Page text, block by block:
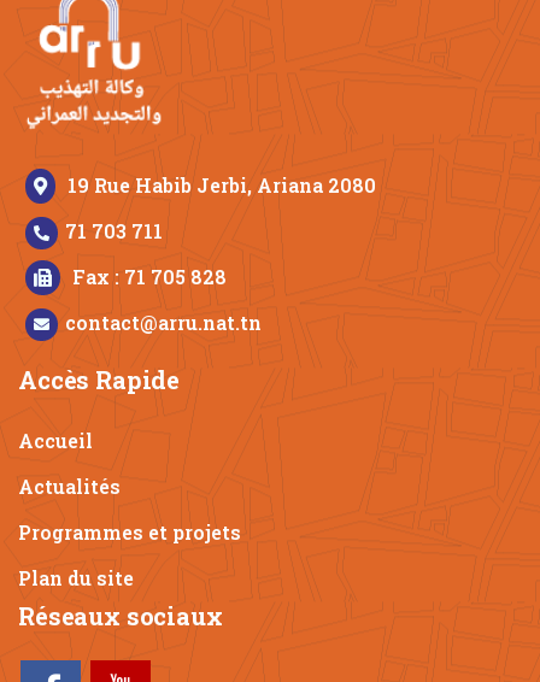
19 Rue Habib Jerbi, Ariana 2080
71 703 711
Fax : 71 705 828
contact@arru.nat.tn
Accès Rapide
Accueil
Actualités
Programmes et projets
Plan du site
Réseaux sociaux